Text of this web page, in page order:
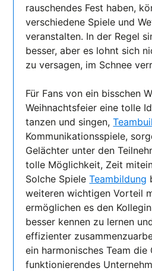
rauschendes Fest haben,
verschiedene Spiele und
veranstalten. In der Regel
besser, aber es lohnt sich
zu versagen, im Schnee
Für Fans von ein bisschen
Weihnachtsfeier eine tolle
tanzen und singen,
Kommunikationsspiele,
Gelächter unter den
tolle Möglichkeit, Zeit
Solche SpieleTeambildung
weiteren wichtigen Vorteil
ermöglichen es den
besser kennen zu lernen
effizienter
ein harmonisches Team
funktionierendes